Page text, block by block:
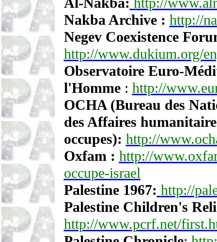
Nakba Archive : http://
Negev Coexistence
http://www.dukium.org/
Observatoire Euro-
l'Homme: http://
OCHA (Bureau des
des Affaires
occupes): http://
Oxfam : http://
occupe-israel
Palestine 1967: http://
Palestine Children's
http://www.pcrf.net/